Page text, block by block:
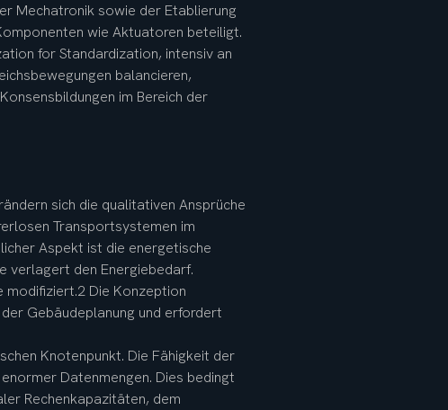
Mechatronik sowie der Etablierung
wie Aktuatoren beteiligt.
for Standardization, intensiv an
balancieren,
im Bereich der
sich die qualitativen Ansprüche
Transportsystemen im
Aspekt ist die energetische
verlagert den Energiebedarf.
Die Konzeption
Gebäudeplanung und erfordert
Knotenpunkt. Die Fähigkeit der
Datenmengen. Dies bedingt
Rechenkapazitäten, dem